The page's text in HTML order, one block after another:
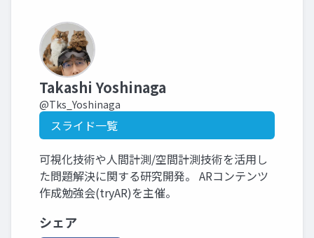
Takashi Yoshinaga
@Tks_Yoshinaga
スライド一覧
可視化技術や人間計測/空間計測技術を活用し
た問題解決に関する研究開発。 ARコンテンツ
作成勉強会(tryAR)を主催。
シェア